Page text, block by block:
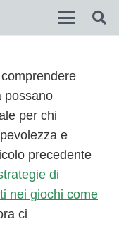
possano
per chi
e
precedente
di
nei giochi come
ci